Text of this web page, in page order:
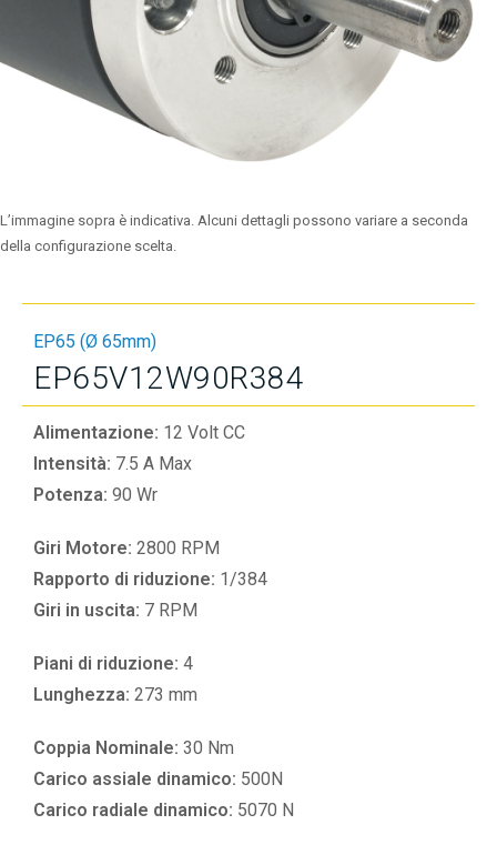
L’immagine sopra è indicativa. Alcuni dettagli possono variare a seconda
della configurazione scelta.
EP65 (Ø 65mm)
EP65V12W90R384
Alimentazione: 12 Volt CC
Intensità: 7.5 A Max
Potenza: 90 Wr
Giri Motore: 2800 RPM
Rapporto di riduzione: 1/384
Giri in uscita: 7 RPM
Piani di riduzione: 4
Lunghezza: 273 mm
Coppia Nominale: 30 Nm
Carico assiale dinamico: 500N
Carico radiale dinamico: 5070 N